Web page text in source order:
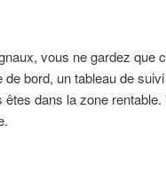
vous ne gardez que
bord, un tableau de
dans la zone rentable.